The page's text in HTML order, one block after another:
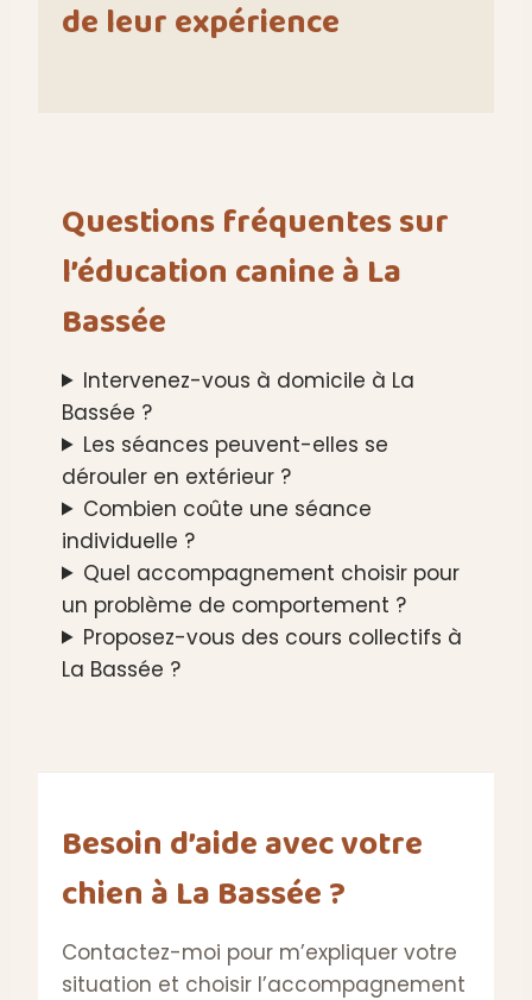
de leur expérience
Questions fréquentes sur
l’éducation canine à La
Bassée
Intervenez-vous à domicile à La
Bassée ?
Les séances peuvent-elles se
dérouler en extérieur ?
Combien coûte une séance
individuelle ?
Quel accompagnement choisir pour
un problème de comportement ?
Proposez-vous des cours collectifs à
La Bassée ?
Besoin d’aide avec votre
chien à La Bassée ?
Contactez-moi pour m’expliquer votre
situation et choisir l’accompagnement